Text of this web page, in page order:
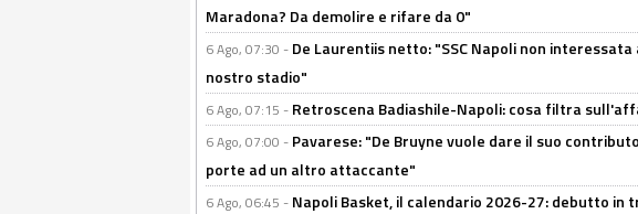
Maradona? Da demolire e rifare da 0"
6 Ago, 07:30 - De Laurentiis netto: "SSC Napoli non
nostro stadio"
6 Ago, 07:15 - Retroscena Badiashile-Napoli: cosa filtra
6 Ago, 07:00 - Pavarese: "De Bruyne vuole dare il suo
porte ad un altro attaccante"
6 Ago, 06:45 - Napoli Basket, il calendario 2026-27: debutto in